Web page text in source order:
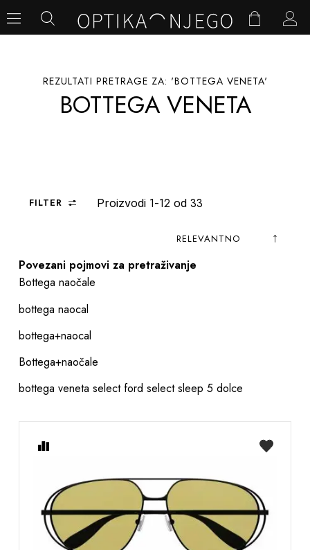
REZULTATI PRETRAGE ZA: 'BOTTEGA VENETA'
BOTTEGA VENETA
FILTER Proizvodi 1-12 od 33
Sortiraj
prema
Povezani pojmovi za pretraživanje
Bottega naočale
bottega naocal
bottega+naocal
Bottega+naočale
bottega veneta select ford select sleep 5 dolce
želja